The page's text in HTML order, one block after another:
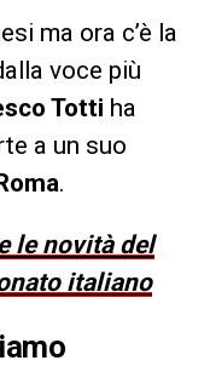
ma ora c’è la
voce più
Totti ha
a un suo
.
le novità del
italiano